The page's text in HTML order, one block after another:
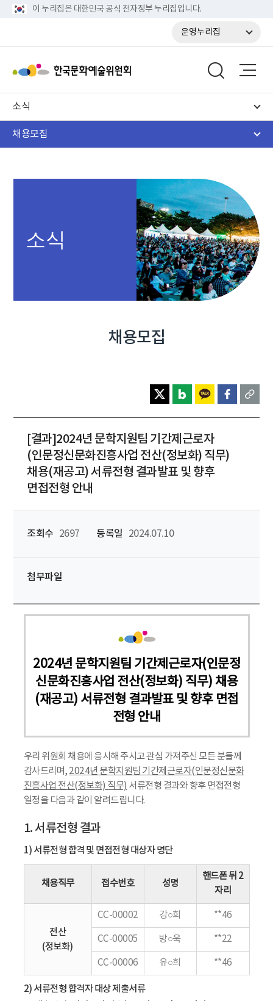
이 누리집은 대한민국 공식 전자정부 누리집입니다.
운영누리집
소식
채용모집
소식
채용모집
[결과]2024년 문학지원팀 기간제근로자
(인문정신문화진흥사업 전산(정보화) 직무)
채용(재공고) 서류전형 결과발표 및 향후
면접전형 안내
조회수 2697 등록일 2024.07.10
첨부파일
2024년 문학지원팀 기간제근로자(인문정
신문화진흥사업 전산(정보화) 직무) 채용
(재공고) 서류전형 결과발표 및 향후 면접
전형 안내
우리 위원회 채용에 응시해 주시고 관심 가져주신 모든 분들께
감사드리며, 2024년 문학지원팀 기간제근로자(인문정신문화
진흥사업 전산(정보화) 직무) 서류전형 결과와 향후 면접전형
일정을 다음과 같이 알려드립니다.
1. 서류전형 결과
1) 서류전형 합격 및 면접전형 대상자 명단
채용직무 접수번호 성명
핸드폰 뒤 2
자리
전산
(정보화)
CC-00002 강○희 **46
CC-00005 방○욱 **22
CC-00006 유○희 **46
2) 서류전형 합격자 대상 제출서류